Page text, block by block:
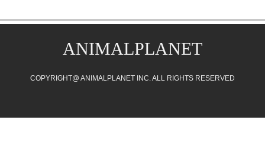
ANIMALPLANET
COPYRIGHT@ ANIMALPLANET INC. ALL RIGHTS RESERVED